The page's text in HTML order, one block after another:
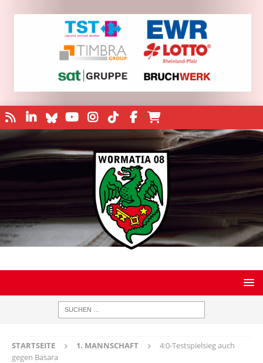
STARTSEITE 1. MANNSCHAFT
4:0-Testspielsieg auch
gegen Basara